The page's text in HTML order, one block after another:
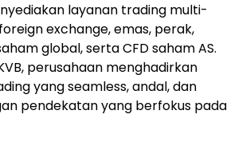
layanan trading multi-
exchange, emas, perak,
global, serta CFD saham AS.
perusahaan menghadirkan
yang seamless, andal, dan
pendekatan yang berfokus pada